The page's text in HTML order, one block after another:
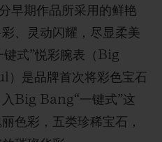
早期作品所采用的鲜艳
、灵动闪耀，尽显柔美
式”悦彩腕表（Big
是品牌首次将彩色宝石
Big Bang“一键式”这
色彩，五类珍稀宝石，